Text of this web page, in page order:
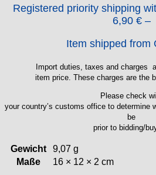
GUB "Glashütter Uhrenbetrieb"
HB "Hermann Becker"
Heuer
HF Bauer
Index
Jean Brun
Junghans
Registered priority shipping
6,90 € –
Item shipped from
Import duties, taxes and charges
item price. These charges are the
Please check
your country’s customs office to determine
be
prior to bidding/
Gewicht
9,07 g
Maße
16 × 12 × 2 cm